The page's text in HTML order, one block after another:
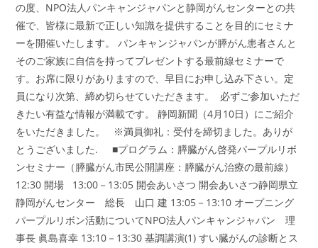
の度、NPO法人パンキャンジャパンと静岡がんセンターとの共
催で、皆様に最新で正しい知識を提供することを目的にセミナ
ーを開催いたします。 パンキャンジャパンが膵がん患者さんと
そのご家族に自信を持ってプレゼントする最前線セミナーで
す。お席に限りがありますので、早目にお申し込み下さい。定
員になり次第、締め切らせていただきます。 必ずご参加いただ
きたい有益な情報が満載です。 静岡新聞（4月10日）にご紹介
をいただきました。 ※満員御礼：受付を締切ました。ありが
とうございました. ■プログラム：膵臓がん啓発パープルリボ
ンセミナー（膵臓がん市民公開講座：膵臓がん治療の最前線）
12:30 開場 13:00－13:05 開会あいさつ 開会あいさつ静岡県立
静岡がんセンター 総長 山口 建 13:05－13:10 オープニング
パープルリボン活動についてNPO法人パンキャンジャパン 理
事長 眞島喜幸 13:10－13:30 基調講演(1) すい臓がんの診断とス